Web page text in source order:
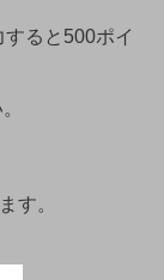
ると500ポイ
す。